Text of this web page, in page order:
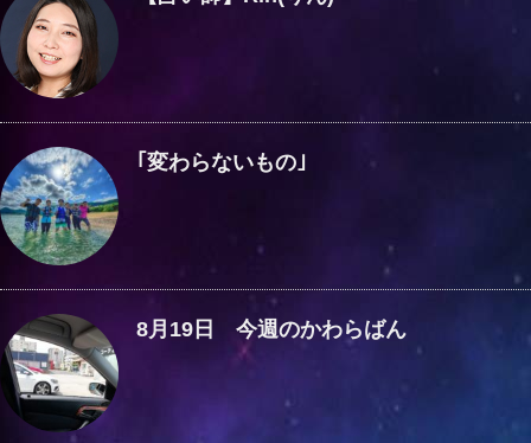
｢変わらないもの｣
8月19日 今週のかわらばん